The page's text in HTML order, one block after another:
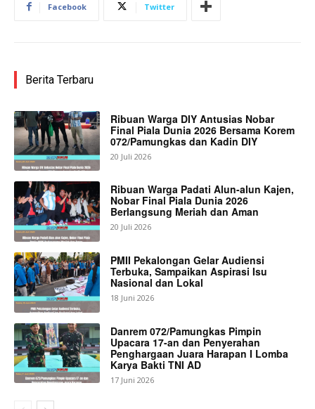
Facebook Twitter
Berita Terbaru
Ribuan Warga DIY Antusias Nobar
Final Piala Dunia 2026 Bersama Korem
072/Pamungkas dan Kadin DIY
20 Juli 2026
Ribuan Warga Padati Alun-alun Kajen,
Nobar Final Piala Dunia 2026
Berlangsung Meriah dan Aman
20 Juli 2026
PMII Pekalongan Gelar Audiensi
Terbuka, Sampaikan Aspirasi Isu
Nasional dan Lokal
18 Juni 2026
Danrem 072/Pamungkas Pimpin
Upacara 17-an dan Penyerahan
Penghargaan Juara Harapan I Lomba
Karya Bakti TNI AD
17 Juni 2026